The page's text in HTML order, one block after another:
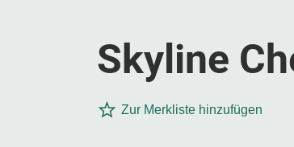
Skyline
Zur Merkliste hinzufügen